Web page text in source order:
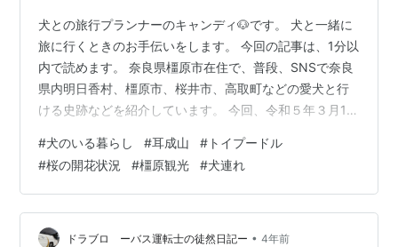
犬との旅行プランナーのキャンディ🐶です。 犬と一緒に
旅に行くときのお手伝いをします。 今回の記事は、1分以
内で読めます。 奈良県橿原市在住で、普段、SNSで奈良
県内明日香村、橿原市、桜井市、高取町などの愛犬と行
ける史跡などを紹介しています。 今回、令和５年３月19
成山公園の春の風景を紹介します🐶 愛犬🐶との散歩にも
最適な耳成山公園の桜も紹介します🐶 なお、耳成山公園
周辺での犬のマナーは必須です。 １ 耳成山公園の春の風
景 耳成山と古池 本日は、暖かいそよ風が吹き湖面は少し
揺れている中、公園内に、ユキヤナギが咲きだしまし
#犬のいる暮らし #耳成山 # トイプードル
#桜の開花状況 #橿原観光 #犬連れ
ドラブロ ーバス運転士の徒然日記ー • 4年前